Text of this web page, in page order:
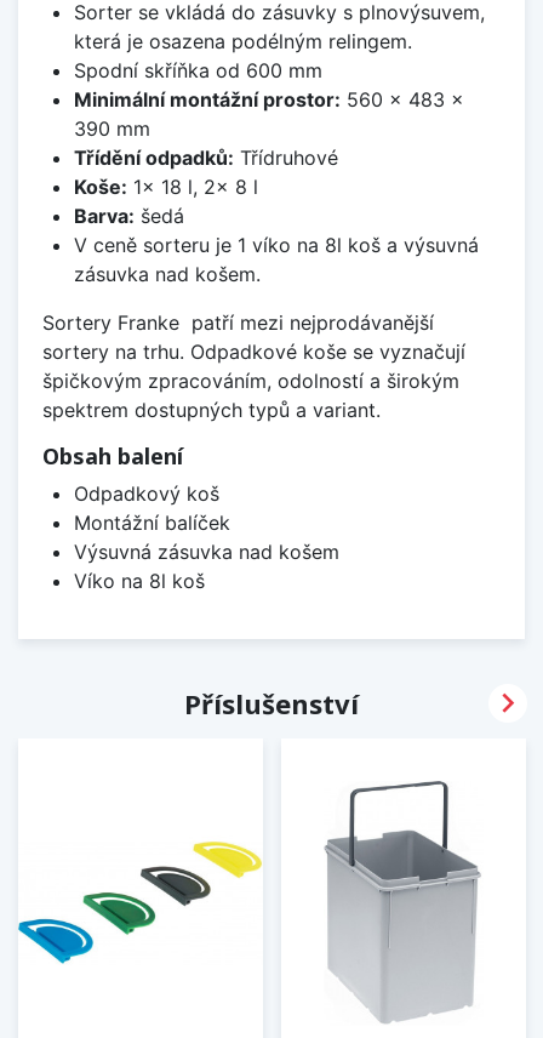
Sorter se vkládá do zásuvky s plnovýsuvem,
která je osazena podélným relingem.
Spodní skříňka od 600 mm
Minimální montážní prostor: 560 x 483 x
390 mm
Třídění odpadků: Třídruhové
Koše: 1x 18 l, 2x 8 l
Barva: šedá
V ceně sorteru je 1 víko na 8l koš a výsuvná
zásuvka nad košem.
Sortery Franke patří mezi nejprodávanější
sortery na trhu. Odpadkové koše se vyznačují
špičkovým zpracováním, odolností a širokým
spektrem dostupných typů a variant.
Obsah balení
Odpadkový koš
Montážní balíček
Výsuvná zásuvka nad košem
Víko na 8l koš
Příslušenství 